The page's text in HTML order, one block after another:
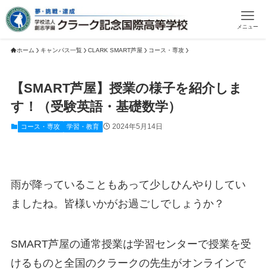
メニュー
ホーム キャンパス一覧 CLARK SMART芦屋 コース・専攻
【SMART芦屋】授業の様子を紹介しま
す！（受験英語・基礎数学）
コース・専攻 学習・教育 2024年5月14日
雨が降っていることもあって少しひんやりしてい
ましたね。皆様いかがお過ごしでしょうか？
SMART芦屋の通常授業は学習センターで授業を受
けるものと全国のクラークの先生がオンラインで